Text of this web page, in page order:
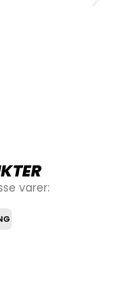
varer: